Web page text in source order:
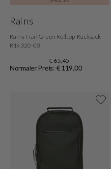
Rains
Rains Trail Green Rolltop-Rucksack
R14320-03
€ 65,45
Normaler Preis: € 119,00